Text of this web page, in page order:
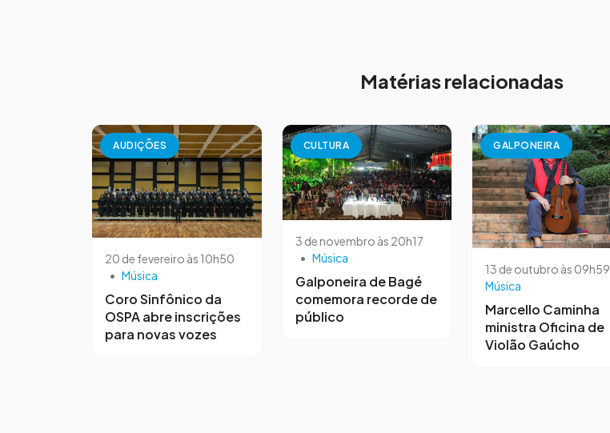
Matérias relacionadas
AUDIÇÕES
20 de fevereiro às 10h50
• Música
Coro Sinfônico da
OSPA abre inscrições
para novas vozes
CULTURA
3 de novembro às 20h17
• Música
Galponeira de Bagé
comemora recorde de
público
GALPONEIRA
13 de outubro às 09h59
Música
Marcello Caminha
ministra Oficina de
Violão Gaúcho